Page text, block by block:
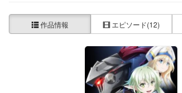
作品情報 エピソード(12)